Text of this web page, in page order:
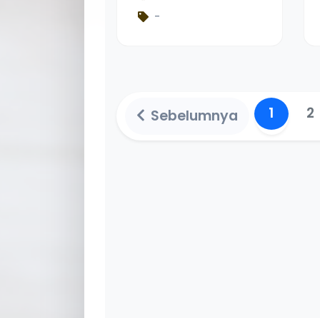
Quran Siswa
-
Sebelumnya 1 2